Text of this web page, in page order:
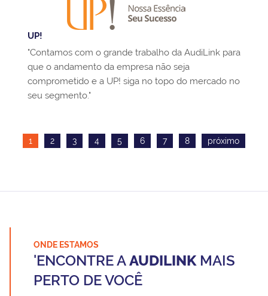
UP!
"Contamos com o grande trabalho da AudiLink para
que o andamento da empresa não seja
comprometido e a UP! siga no topo do mercado no
seu segmento."
1 2 3 4 5 6 7 8 próximo
ONDE ESTAMOS
'ENCONTRE AAUDILINKMAIS
PERTO DE VOCÊ